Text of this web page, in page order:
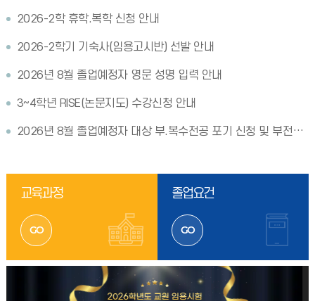
2026-2학 휴학.복학 신청 안내
2026-2학기 기숙사(임용고시반) 선발 안내
2026년 8월 졸업예정자 영문 성명 입력 안내
3~4학년 RISE(논문지도) 수강신청 안내
2026년 8월 졸업예정자 대상 부.복수전공 포기 신청 및 부전공 졸업 연기 신청 안내
교육과정 졸업요건